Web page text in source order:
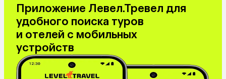
Приложение Левел.Тревел для
удобного поиска туров
и отелей с мобильных
устройств